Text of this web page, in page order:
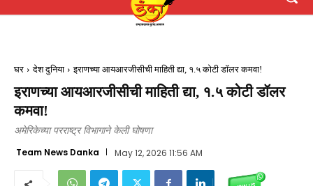
घर देश दुनिया इराणच्या आयआरजीसीची माहिती द्या, १.५ कोटी डॉलर कमवा!
इराणच्या आयआरजीसीची माहिती द्या, १.५ कोटी डॉलर
कमवा!
अमेरिकेच्या परराष्ट्र विभागाने केली घोषणा
Team News Danka May 12, 2026 11:56 AM